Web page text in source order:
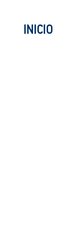
INICIO